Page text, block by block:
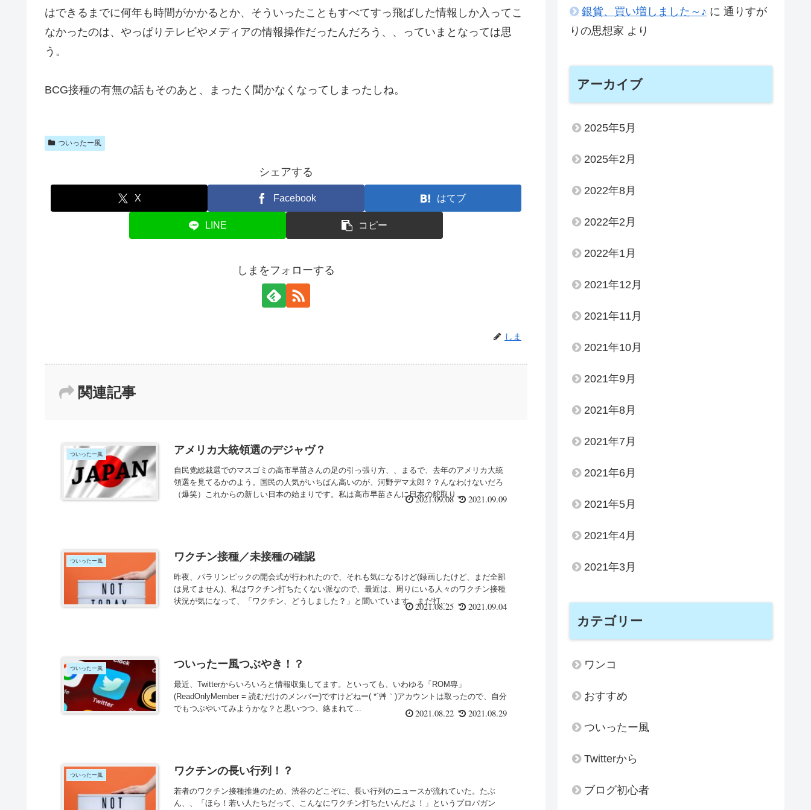
はできるまでに何年も時間がかかるとか、そういったこともすべてすっ飛ばした情報しか入ってこ
なかったのは、やっぱりテレビやメディアの情報操作だったんだろう、、っていまとなっては思
う。
BCG接種の有無の話もそのあと、まったく聞かなくなってしまったしね。
ついったー風
シェアする
X Facebook はてブ
LINE コピー
しまをフォローする
しま
関連記事
ついったー風 アメリカ大統領選のデジャヴ？
自民党総裁選でのマスゴミの高市早苗さんの足の引っ張り方、、まるで、去年のアメリカ大統
領選を見てるかのよう。国民の人気がいちばん高いのが、河野デマ太郎？？んなわけないだろ
（爆笑）これからの新しい日本の始まりです。私は高市早苗さんに日本の舵取り...
2021.09.08 2021.09.09
ついったー風 ワクチン接種／未接種の確認
昨夜、パラリンピックの開会式が行われたので、それも気になるけど(録画したけど、まだ全部
は見てません)、私はワクチン打ちたくない派なので、最近は、周りにいる人々のワクチン接種
状況が気になって、「ワクチン、どうしました？」と聞いています。まだ打...
2021.08.25 2021.09.04
ついったー風 ついったー風つぶやき！？
最近、Twitterからいろいろと情報収集してます。といっても、いわゆる「ROM専」
(ReadOnlyMember = 読むだけのメンバー)ですけどねー( *´艸｀)アカウントは取ったので、自分
でもつぶやいてみようかな？と思いつつ、絡まれて...
2021.08.22 2021.08.29
ついったー風 ワクチンの長い行列！？
若者のワクチン接種推進のため、渋谷のどこぞに、長い行列のニュースが流れていた。たぶ
ん、、「ほら！若い人たちだって、こんなにワクチン打ちたいんだよ！」というプロパガン
銀貨、買い増しました～♪ に 通りすが
りの思想家 より
アーカイブ
2025年5月
2025年2月
2022年8月
2022年2月
2022年1月
2021年12月
2021年11月
2021年10月
2021年9月
2021年8月
2021年7月
2021年6月
2021年5月
2021年4月
2021年3月
カテゴリー
ワンコ
おすすめ
ついったー風
Twitterから
ブログ初心者